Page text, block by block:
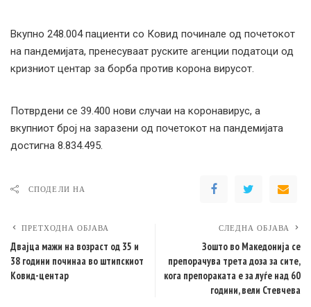
Вкупно 248.004 пациенти со Ковид починале од почетокот
на пандемијата, пренесуваат руските агенции податоци од
кризниот центар за борба против корона вирусот.
Потврдени се 39.400 нови случаи на коронавирус, а
вкупниот број на заразени од почетокот на пандемијата
достигна 8.834.495.
СПОДЕЛИ НА
ПРЕТХОДНА ОБЈАВА
Двајца мажи на возраст од 35 и
38 години починаа во штипскиот
Ковид-центар
СЛЕДНА ОБЈАВА
Зошто во Македонија се
препорачува трета доза за сите,
кога препораката е за луѓе над 60
години, вели Стевчева